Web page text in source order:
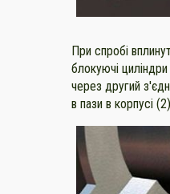
При спробі
блокуючі
через другий
в пази в корпусі